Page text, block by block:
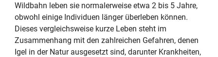
Wildbahn leben sie normalerweise etwa 2 bis 5 Jahre,
obwohl einige Individuen länger überleben können.
Dieses vergleichsweise kurze Leben steht im
Zusammenhang mit den zahlreichen Gefahren, denen
Igel in der Natur ausgesetzt sind, darunter Krankheiten,